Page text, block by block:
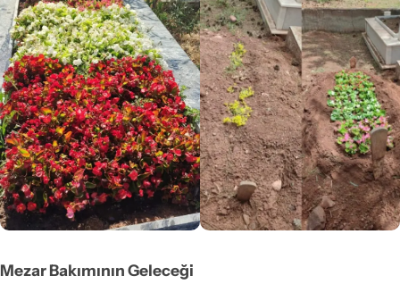
Mezar Bakımının Geleceği